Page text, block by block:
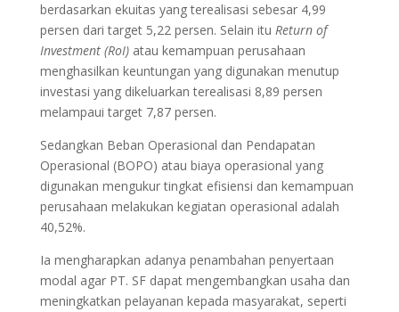
berdasarkan ekuitas yang terealisasi sebesar 4,99
persen dari target 5,22 persen. Selain itu Return of
Investment (RoI) atau kemampuan perusahaan
menghasilkan keuntungan yang digunakan menutup
investasi yang dikeluarkan terealisasi 8,89 persen
melampaui target 7,87 persen.
Sedangkan Beban Operasional dan Pendapatan
Operasional (BOPO) atau biaya operasional yang
digunakan mengukur tingkat efisiensi dan kemampuan
perusahaan melakukan kegiatan operasional adalah
40,52%.
Ia mengharapkan adanya penambahan penyertaan
modal agar PT. SF dapat mengembangkan usaha dan
meningkatkan pelayanan kepada masyarakat, seperti